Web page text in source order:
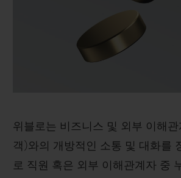
위블로는 비즈니스 및 외부 이해
객)와의 개방적인 소통 및 대화를
로 직원 혹은 외부 이해관계자 중